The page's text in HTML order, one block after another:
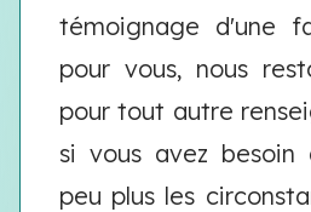
témoignage d'une
pour vous, nous
pour tout autre
si vous avez besoin
peu plus les